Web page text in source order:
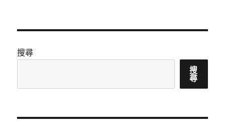
搜尋
搜
尋